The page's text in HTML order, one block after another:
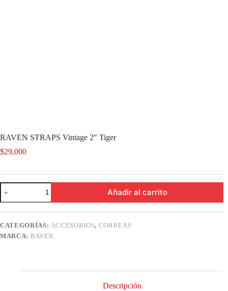
RAVEN STRAPS Vintage 2″ Tiger
$29,000
RAVEN
STRAPS
Vintage
2"
cantidad
Añadir al carrito
CATEGORÍAS: ACCESORIOS, CORREAS
MARCA: RAVEN
Descripción